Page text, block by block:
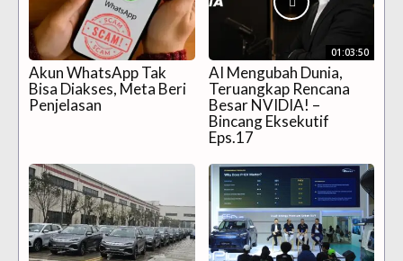
Akun WhatsApp Tak
Bisa Diakses, Meta Beri
Penjelasan
01:03:50
AI Mengubah Dunia,
Teruangkap Rencana
Besar NVIDIA! –
Bincang Eksekutif
Eps.17